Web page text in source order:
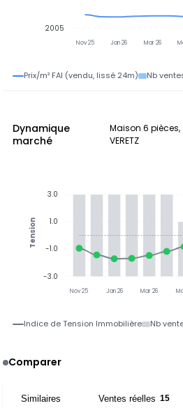
Nov 25 Jan 26 Mar 26
2005
Prix/m² FAI (vendu, lissé 24m) Nb
Dynamique
marché
Maison 6 pièces,
VERETZ
Nov 25 Jan 26 Mar 26
3.0
1.0
-1.0
-3.0
Tension
Indice de Tension Immobilière Nb
Comparer
Similaires Ventes réelles 15